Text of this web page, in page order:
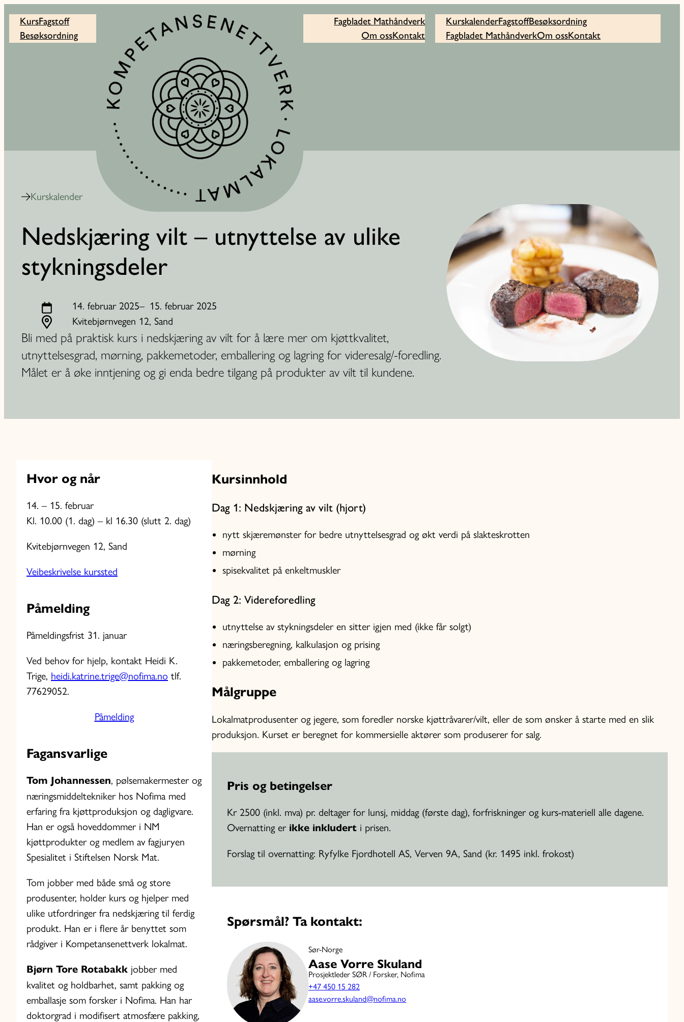
KursFagstoff
Besøksordning
Fagbladet Mathåndverk
Om ossKontakt
KurskalenderFagstoffBesøksordning
Fagbladet MathåndverkOm ossKontakt
Kurskalender
Nedskjæring vilt – utnyttelse av ulike
stykningsdeler
14. februar 2025– 15. februar 2025
Kvitebjørnvegen 12, Sand
Bli med på praktisk kurs i nedskjæring av vilt for å lære mer om kjøttkvalitet,
utnyttelsesgrad, mørning, pakkemetoder, emballering og lagring for videresalg/-foredling.
Målet er å øke inntjening og gi enda bedre tilgang på produkter av vilt til kundene.
Hvor og når
14. – 15. februar
Kl. 10.00 (1. dag) – kl 16.30 (slutt 2. dag)
Kvitebjørnvegen 12, Sand
Veibeskrivelse kurssted
Påmelding
Påmeldingsfrist 31. januar
Ved behov for hjelp, kontakt Heidi K.
Trige, heidi.katrine.trige@nofima.no tlf.
77629052.
Påmelding
Fagansvarlige
Tom Johannessen, pølsemakermester og
næringsmiddeltekniker hos Nofima med
erfaring fra kjøttproduksjon og dagligvare.
Han er også hoveddommer i NM
kjøttprodukter og medlem av fagjuryen
Spesialitet i Stiftelsen Norsk Mat.
Tom jobber med både små og store
produsenter, holder kurs og hjelper med
ulike utfordringer fra nedskjæring til ferdig
produkt. Han er i flere år benyttet som
rådgiver i Kompetansenettverk lokalmat.
Bjørn Tore Rotabakk jobber med
kvalitet og holdbarhet, samt pakking og
emballasje som forsker i Nofima. Han har
doktorgrad i modifisert atmosfære pakking,
Kursinnhold
Dag 1: Nedskjæring av vilt (hjort)
nytt skjæremønster for bedre utnyttelsesgrad og økt verdi på slakteskrotten
mørning
spisekvalitet på enkeltmuskler
Dag 2: Videreforedling
utnyttelse av stykningsdeler en sitter igjen med (ikke får solgt)
næringsberegning, kalkulasjon og prising
pakkemetoder, emballering og lagring
Målgruppe
Lokalmatprodusenter og jegere, som foredler norske kjøttråvarer/vilt, eller de som ønsker å starte med en slik
produksjon. Kurset er beregnet for kommersielle aktører som produserer for salg.
Pris og betingelser
Kr 2500 (inkl. mva) pr. deltager for lunsj, middag (første dag), forfriskninger og kurs-materiell alle dagene.
Overnatting er ikke inkludert i prisen.
Forslag til overnatting: Ryfylke Fjordhotell AS, Verven 9A, Sand (kr. 1495 inkl. frokost)
Spørsmål? Ta kontakt:
Sør-Norge
Aase Vorre Skuland
Prosjektleder SØR / Forsker, Nofima
+47 450 15 282
aase.vorre.skuland@nofima.no